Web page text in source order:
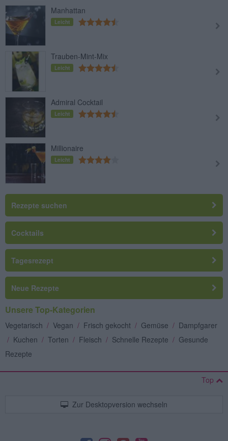
Manhattan
Leicht
Trauben-Mint-Mix
Leicht
Admiral Cocktail
Leicht
Millionaire
Leicht
Rezepte suchen
Cocktails
Tagesrezept
Neue Rezepte
Unsere Top-Kategorien
Vegetarisch / Vegan / Frisch gekocht / Gemüse / Dampfgarer
/ Kuchen / Torten / Fleisch / Schnelle Rezepte / Gesunde
Rezepte
Top
Zur Desktopversion wechseln